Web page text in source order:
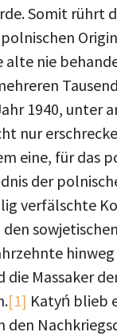
Somit rührt
alte nie
1940, unter
nur
eine, für das
der
verfälschte
den
die Massaker
[1] Katyń blieb
den